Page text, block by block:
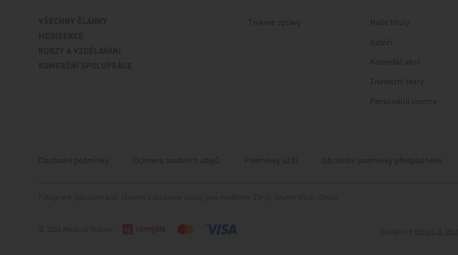
Tiskové zprávy
Naše tituly
Autoři
Kalendář akcí
Znalostní testy
Personální inzerce
Obchodní podmínky Ochrana osobních údajů Podmínky užití Obchodní podmínky předplatného
Fotografie jsou ilustrační, všechny zobrazené osoby jsou modelem. Zdroj: Shutterstock, iStock.
© 2026 Medical Tribune Beneš & Michl